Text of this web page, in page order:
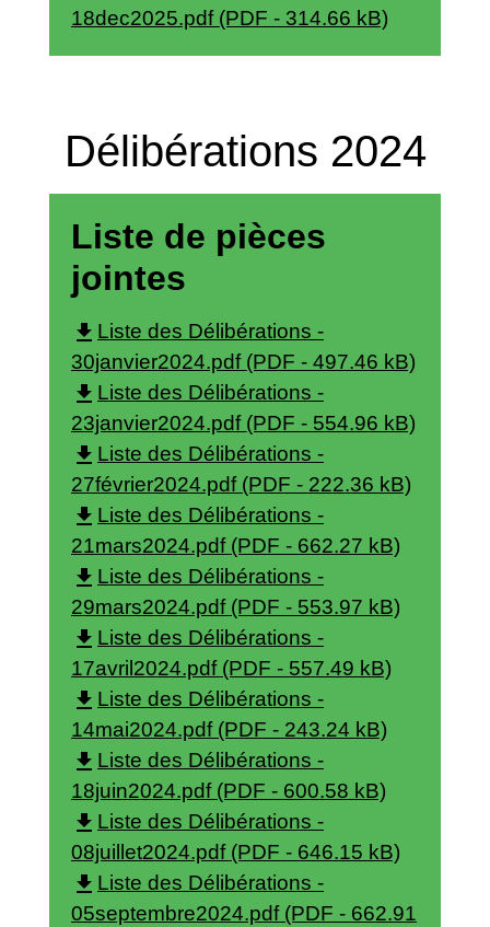
18dec2025.pdf (PDF - 314.66 kB)
Délibérations 2024
Liste de pièces
jointes
file_download Liste des Délibérations -
30janvier2024.pdf (PDF - 497.46 kB)
file_download Liste des Délibérations -
23janvier2024.pdf (PDF - 554.96 kB)
file_download Liste des Délibérations -
27février2024.pdf (PDF - 222.36 kB)
file_download Liste des Délibérations -
21mars2024.pdf (PDF - 662.27 kB)
file_download Liste des Délibérations -
29mars2024.pdf (PDF - 553.97 kB)
file_download Liste des Délibérations -
17avril2024.pdf (PDF - 557.49 kB)
file_download Liste des Délibérations -
14mai2024.pdf (PDF - 243.24 kB)
file_download Liste des Délibérations -
18juin2024.pdf (PDF - 600.58 kB)
file_download Liste des Délibérations -
08juillet2024.pdf (PDF - 646.15 kB)
file_download Liste des Délibérations -
05septembre2024.pdf (PDF - 662.91